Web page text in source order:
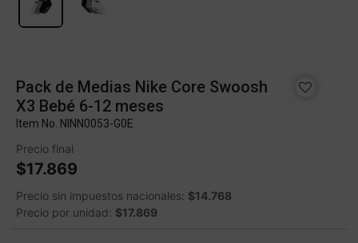
Pack de Medias Nike Core Swoosh
X3 Bebé 6-12 meses
Item No. NINN0053-G0E
Precio final
$17.869
Precio sin impuestos nacionales: $14.768
Precio por unidad: $17.869